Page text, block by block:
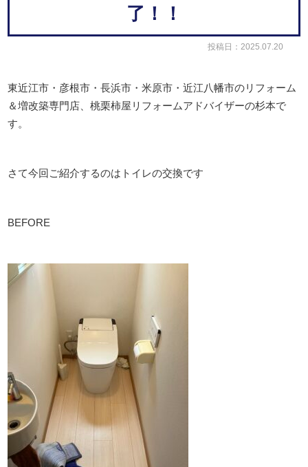
了！！
投稿日：2025.07.20
東近江市・彦根市・長浜市・米原市・近江八幡市のリフォーム
＆増改築専門店、桃栗柿屋リフォームアドバイザーの杉本で
す。
さて今回ご紹介するのはトイレの交換です
BEFORE